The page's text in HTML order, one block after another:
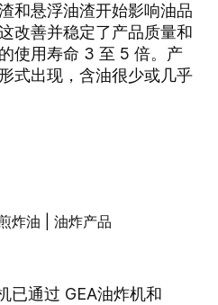
和悬浮油渣开始影响油品
改善并稳定了产品质量和
使用寿命 3 至 5 倍。产
式出现，含油很少或几乎
已通过 GEA油炸机和